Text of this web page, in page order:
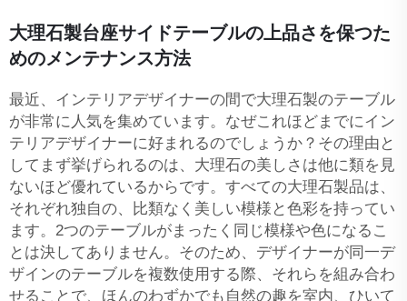
大理石製台座サイドテーブルの上品さを保つた
めのメンテナンス方法
最近、インテリアデザイナーの間で大理石製のテーブル
が非常に人気を集めています。なぜこれほどまでにイン
テリアデザイナーに好まれるのでしょうか？その理由と
してまず挙げられるのは、大理石の美しさは他に類を見
ないほど優れているからです。すべての大理石製品は、
それぞれ独自の、比類なく美しい模様と色彩を持ってい
ます。2つのテーブルがまったく同じ模様や色になるこ
とは決してありません。そのため、デザイナーが同一デ
ザインのテーブルを複数使用する際、それらを組み合わ
せることで、ほんのわずかでも自然の趣を室内、ひいて